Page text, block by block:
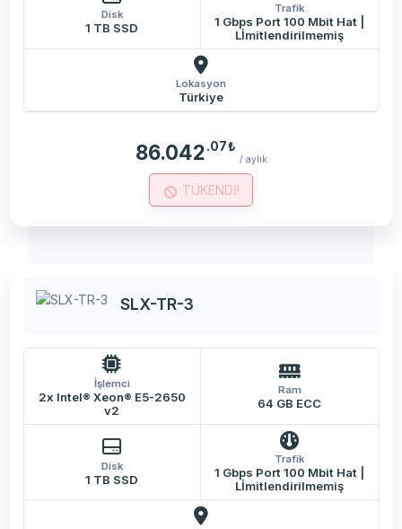
Disk
1 TB SSD
Trafik
1 Gbps Port 100 Mbit Hat |
Lİmitlendirilmemiş
Lokasyon
Türkiye
86.042.07₺
/ aylık
TÜKENDİ!
SLX-TR-3
İşlemci
2x Intel® Xeon® E5-2650
v2
Ram
64 GB ECC
Disk
1 TB SSD
Trafik
1 Gbps Port 100 Mbit Hat |
Lİmitlendirilmemiş